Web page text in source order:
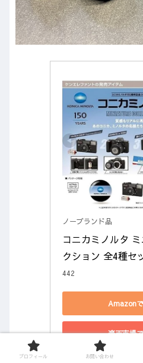
ノーブランド品
コニカミノルタ
クション 全4種セ
442
Amazon
楽天市場
プロフィール お問い合わせ